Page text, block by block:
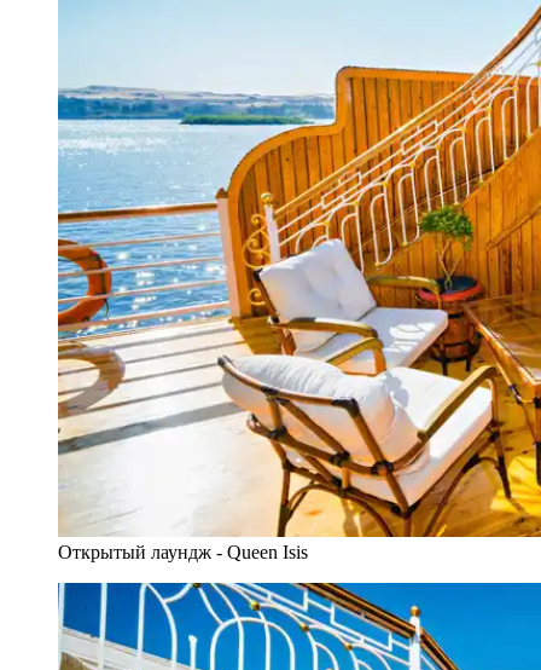
Открытый лаундж - Queen Isis